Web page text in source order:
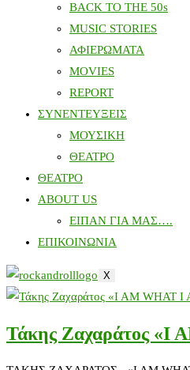
BACK TO THE 50s
MUSIC STORIES
ΑΦΙΕΡΩΜΑΤΑ
MOVIES
REPORT
ΣΥΝΕΝΤΕΥΞΕΙΣ
ΜΟΥΣΙΚΗ
ΘΕΑΤΡΟ
ΘΕΑΤΡΟ
ABOUT US
ΕΙΠΑΝ ΓΙΑ ΜΑΣ….
ΕΠΙΚΟΙΝΩΝΙΑ
X
Τάκης Ζαχαράτος «I